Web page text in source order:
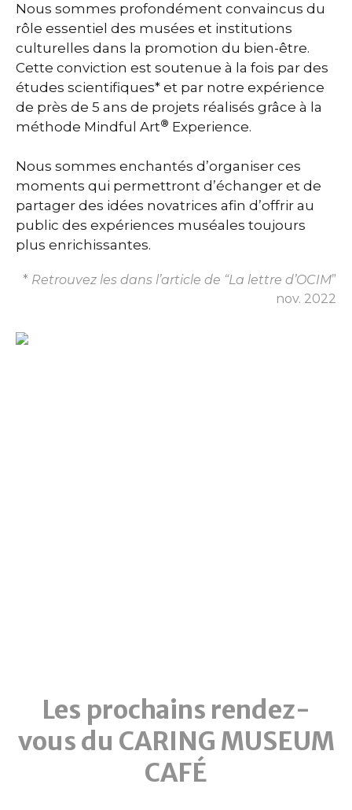
Nous sommes profondément convaincus du
rôle essentiel des musées et institutions
culturelles dans la promotion du bien-être.
Cette conviction est soutenue à la fois par des
études scientifiques* et par notre expérience
de près de 5 ans de projets réalisés grâce à la
méthode Mindful Art® Experience.
Nous sommes enchantés d’organiser ces
moments qui permettront d’échanger et de
partager des idées novatrices afin d’offrir au
public des expériences muséales toujours
plus enrichissantes.
* Retrouvez les dans l’article de “La lettre d’OCIM”
nov. 2022
Les prochains rendez-
vous du CARING MUSEUM
CAFÉ